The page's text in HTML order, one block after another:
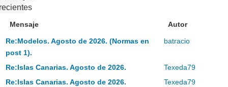
Mensaje Autor
Re:Modelos. Agosto de 2026. (Normas en
post 1).
batracio
Re:Islas Canarias. Agosto de 2026.
Texeda79
Re:Islas Canarias. Agosto de 2026.
Texeda79